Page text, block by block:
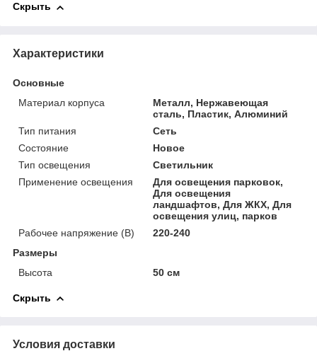
Скрыть
Характеристики
Основные
Материал корпуса
Металл, Нержавеющая
сталь, Пластик, Алюминий
Тип питания
Сеть
Состояние
Новое
Тип освещения
Светильник
Применение освещения
Для освещения парковок,
Для освещения
ландшафтов, Для ЖКХ, Для
освещения улиц, парков
Рабочее напряжение (В)
220-240
Размеры
Высота
50 см
Скрыть
Условия доставки